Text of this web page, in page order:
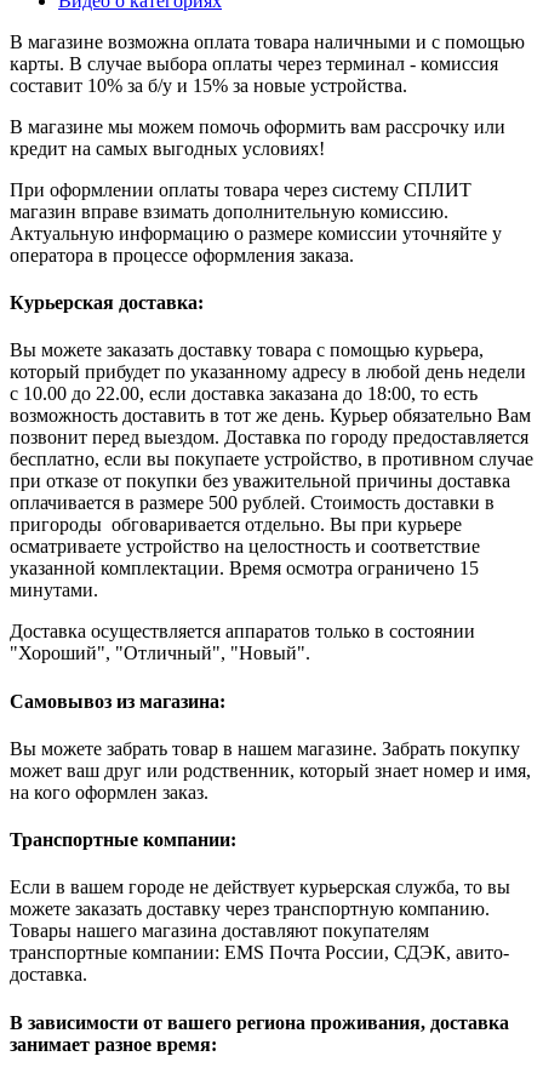
В магазине возможна оплата товара наличными и с помощью
карты. В случае выбора оплаты через терминал - комиссия
составит 10% за б/у и 15% за новые устройства.
В магазине мы можем помочь оформить вам рассрочку или
кредит на самых выгодных условиях!
При оформлении оплаты товара через систему СПЛИТ
магазин вправе взимать дополнительную комиссию.
Актуальную информацию о размере комиссии уточняйте у
оператора в процессе оформления заказа.
Курьерская доставка:
Вы можете заказать доставку товара с помощью курьера,
который прибудет по указанному адресу в любой день недели
с 10.00 до 22.00, если доставка заказана до 18:00, то есть
возможность доставить в тот же день. Курьер обязательно Вам
позвонит перед выездом. Доставка по городу предоставляется
бесплатно, если вы покупаете устройство, в противном случае
при отказе от покупки без уважительной причины доставка
оплачивается в размере 500 рублей. Стоимость доставки в
пригороды обговаривается отдельно. Вы при курьере
осматриваете устройство на целостность и соответствие
указанной комплектации. Время осмотра ограничено 15
минутами.
Доставка осуществляется аппаратов только в состоянии
"Хороший", "Отличный", "Новый".
Самовывоз из магазина:
Вы можете забрать товар в нашем магазине. Забрать покупку
может ваш друг или родственник, который знает номер и имя,
на кого оформлен заказ.
Транспортные компании:
Если в вашем городе не действует курьерская служба, то вы
можете заказать доставку через транспортную компанию.
Товары нашего магазина доставляют покупателям
транспортные компании: EMS Почта России, СДЭК, авито-
доставка.
В зависимости от вашего региона проживания, доставка
занимает разное время: